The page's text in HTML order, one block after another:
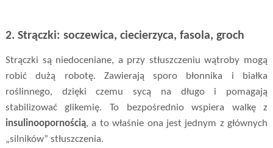
2. Strączki: soczewica, ciecierzyca, fasola, groch
Strączki są niedoceniane, a przy stłuszczeniu wątroby mogą
robić dużą robotę. Zawierają sporo błonnika i białka
roślinnego, dzięki czemu sycą na długo i pomagają
stabilizować glikemię. To bezpośrednio wspiera walkę z
insulinoopornością, a to właśnie ona jest jednym z głównych
„silników” stłuszczenia.